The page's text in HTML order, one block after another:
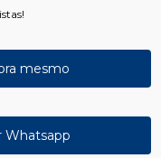
mesmo
Whatsapp